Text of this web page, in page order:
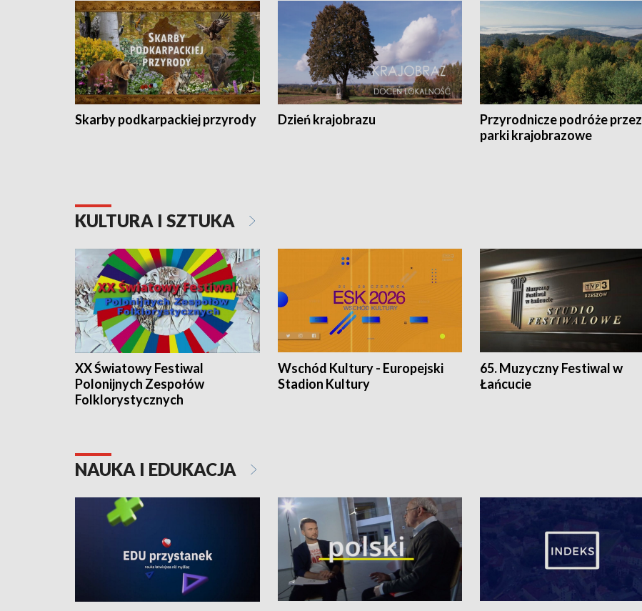
Skarby podkarpackiej przyrody Dzień krajobrazu
Przyrodnicze podróże przez
parki krajobrazowe
KULTURA I SZTUKA
XX Światowy Festiwal
Polonijnych Zespołów
Folklorystycznych
Wschód Kultury - Europejski
Stadion Kultury
65. Muzyczny Festiwal w
Łańcucie
NAUKA I EDUKACJA